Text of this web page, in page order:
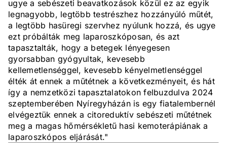
ugye a sebészeti beavatkozások közül ez az egyik
legnagyobb, legtöbb testrészhez hozzányúló műtét,
a legtöbb hasüregi szervhez nyúlunk hozzá, és ugye
ezt próbálták meg laparoszkóposan, és azt
tapasztalták, hogy a betegek lényegesen
gyorsabban gyógyultak, kevesebb
kellemetlenséggel, kevesebb kényelmetlenséggel
élték át ennek a műtétnek a következményeit, és hát
így a nemzetközi tapasztalatokon felbuzdulva 2024
szeptemberében Nyíregyházán is egy fiatalembernél
elvégeztük ennek a citoreduktív sebészeti műtétnek
meg a magas hőmérsékletű hasi kemoterápiának a
laparoszkópos eljárását."